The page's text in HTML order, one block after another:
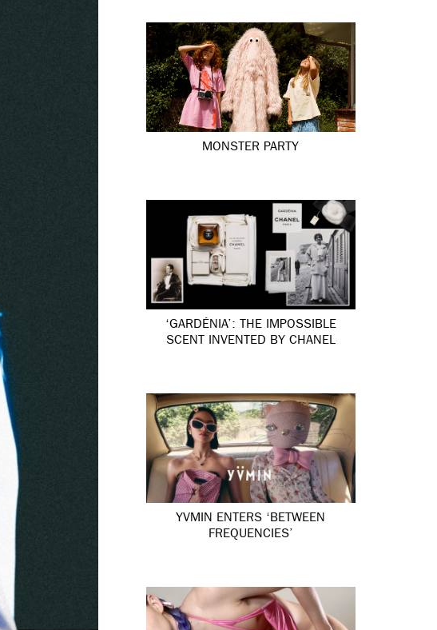
MONSTER PARTY
‘GARDÉNIA’: THE IMPOSSIBLE
SCENT INVENTED BY CHANEL
YVMIN ENTERS ‘BETWEEN
FREQUENCIES’